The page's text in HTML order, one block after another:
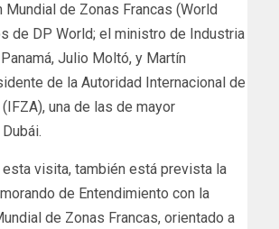
Mundial de Zonas Francas (World
de DP World; el ministro de Industria
Julio Moltó, y Martín
de la Autoridad Internacional de
una de las de mayor
esta visita, también está prevista la
de Entendimiento con la
de Zonas Francas, orientado a